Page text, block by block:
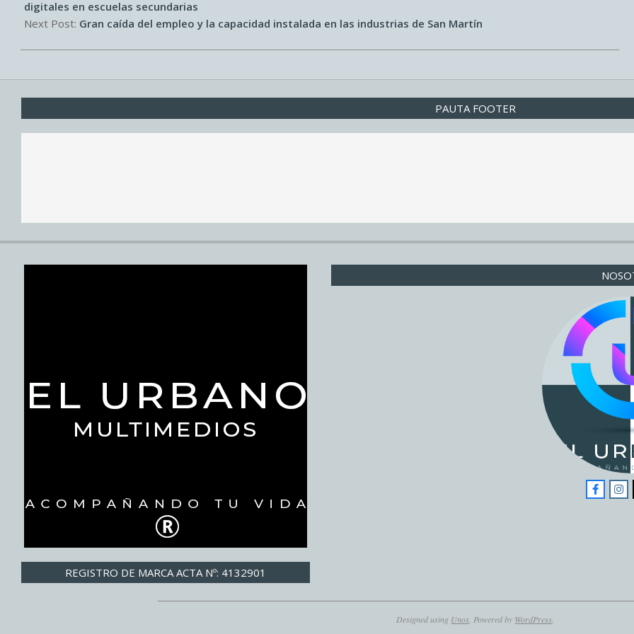
17
digitales en escuelas secundarias
Next Post: Gran caída del empleo y la capacidad instalada en las industrias de San Martín
PAUTA FOOTER
REGISTRO DE MARCA ACTA Nº: 4132901
Designed using Unos . Powered by WordPress